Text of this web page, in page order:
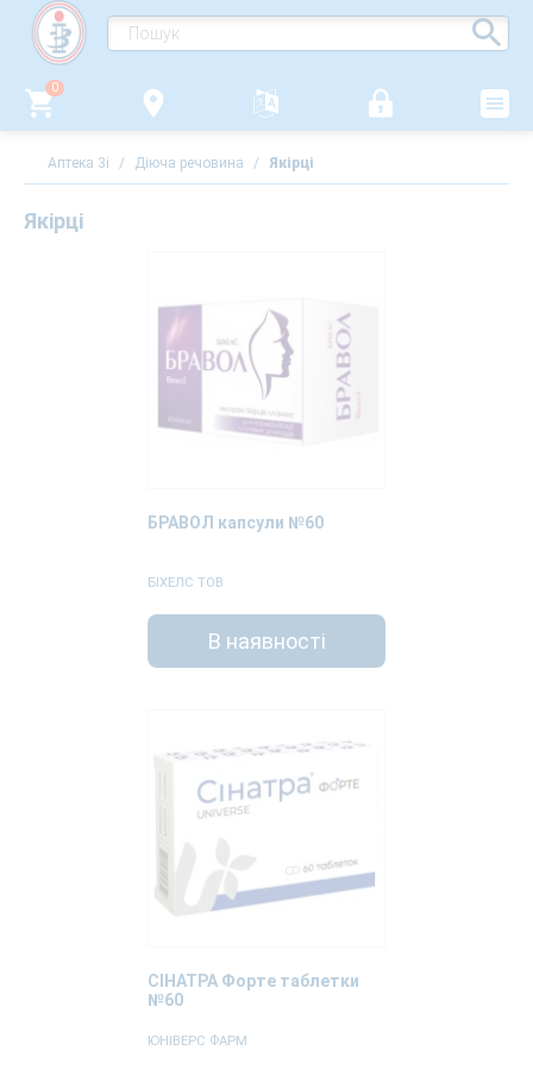
0
Аптека 3i / Діюча речовина / Якірці
Якірці
БРАВОЛ капсули №60
БІХЕЛС ТОВ
В наявності
СІНАТРА Форте таблетки
№60
ЮНІВЕРС ФАРМ